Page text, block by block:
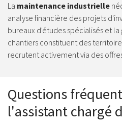
La maintenance industrielle
analyse financière des projets
bureaux d'études spécialisés et
chantiers constituent des
recrutent activement via des
Questions
l'assistant chargé